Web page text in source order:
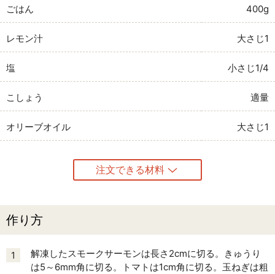
ごはん 400g
レモン汁 大さじ1
塩 小さじ1/4
こしょう 適量
オリーブオイル 大さじ1
注文できる材料
作り方
1
解凍したスモークサーモンは長さ2cmに切る。きゅうり
は5～6mm角に切る。トマトは1cm角に切る。玉ねぎは粗